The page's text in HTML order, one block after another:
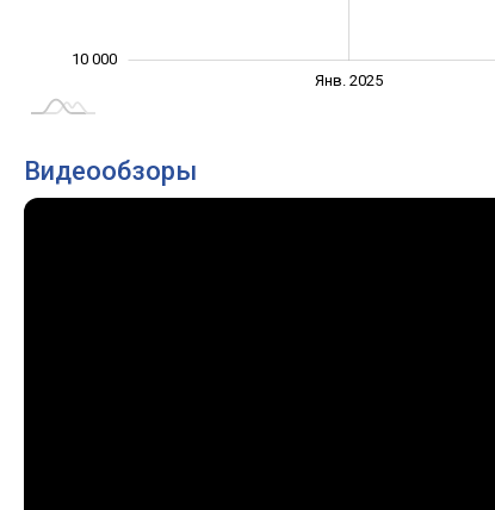
10 000
Янв. 2025
Видеообзоры